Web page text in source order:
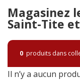
Magasinez
Saint-Tite
0 produits dans
Il n’y a aucun